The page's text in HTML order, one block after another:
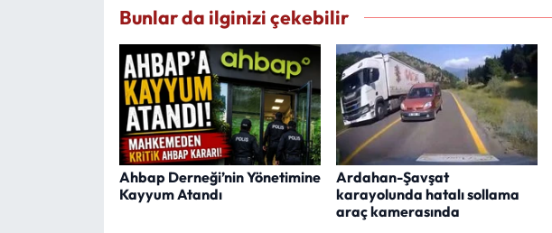
Bunlar da ilginizi çekebilir
Ahbap Derneği’nin Yönetimine
Kayyum Atandı
Ardahan-Şavşat
karayolunda hatalı sollama
araç kamerasında